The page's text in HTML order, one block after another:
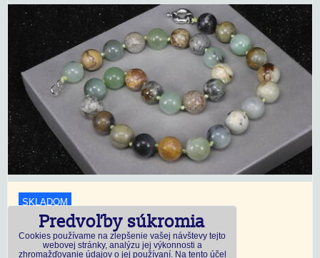
SKLADOM
18,45 €s DPH
Predvoľby súkromia
Cookies používame na zlepšenie vašej návštevy tejto
webovej stránky, analýzu jej výkonnosti a
zhromažďovanie údajov o jej používaní. Na tento účel